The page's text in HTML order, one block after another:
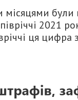
2021
ця